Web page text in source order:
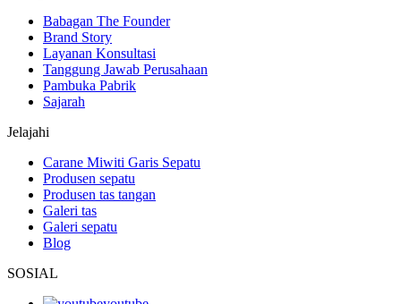
Babagan The Founder
Brand Story
Layanan Konsultasi
Tanggung Jawab Perusahaan
Pambuka Pabrik
Sajarah
Jelajahi
Carane Miwiti Garis Sepatu
Produsen sepatu
Produsen tas tangan
Galeri tas
Galeri sepatu
Blog
SOSIAL